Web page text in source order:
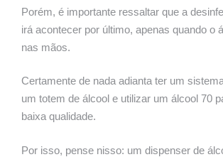
Porém, é importante ressaltar que a
irá acontecer por último, apenas quando o
nas mãos.
Certamente de nada adianta ter um
um totem de álcool e utilizar um álcool 70
baixa qualidade.
Por isso, pense nisso: um dispenser de